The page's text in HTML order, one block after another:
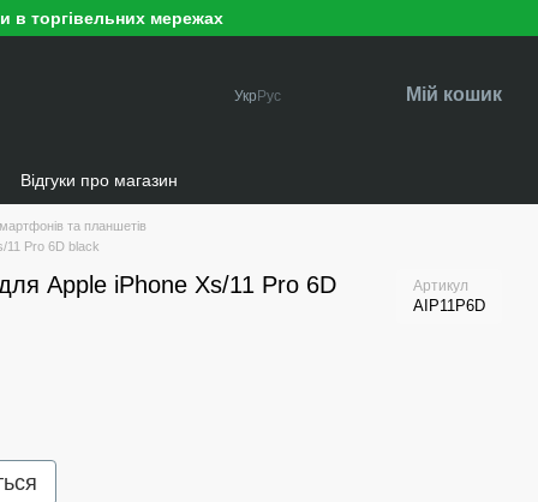
в торгівельних мережах
Укр Рус Мій кошик
Відгуки про магазин
та планшетів
11 Pro 6D black
Apple iPhone Xs/11 Pro 6D Артикул
AIP11P6D